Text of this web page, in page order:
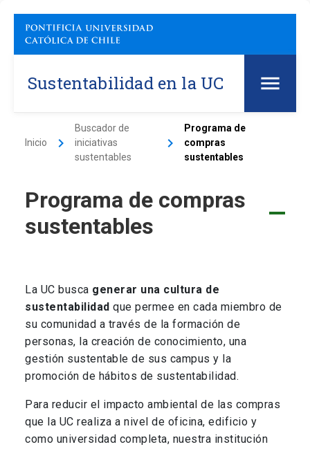
Sustentabilidad en la UC
Inicio keyboard_arrow_right
Buscador de
iniciativas
sustentables
keyboard_arrow_right
Programa de
compras
sustentables
Programa de compras
sustentables
La UC busca generar una cultura de
sustentabilidad que permee en cada miembro de
su comunidad a través de la formación de
personas, la creación de conocimiento, una
gestión sustentable de sus campus y la
promoción de hábitos de sustentabilidad.
Para reducir el impacto ambiental de las compras
que la UC realiza a nivel de oficina, edificio y
como universidad completa, nuestra institución